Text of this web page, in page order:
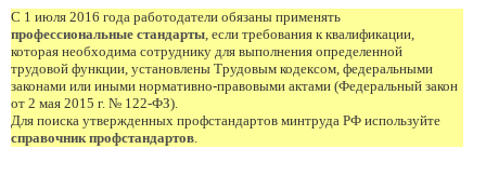
С 1 июля 2016 года работодатели обязаны применять
профессиональные стандарты, если требования к квалификации,
которая необходима сотруднику для выполнения определенной
трудовой функции, установлены Трудовым кодексом, федеральными
законами или иными нормативно-правовыми актами (Федеральный закон
от 2 мая 2015 г. № 122-ФЗ).
Для поиска утвержденных профстандартов минтруда РФ используйте
справочник профстандартов.